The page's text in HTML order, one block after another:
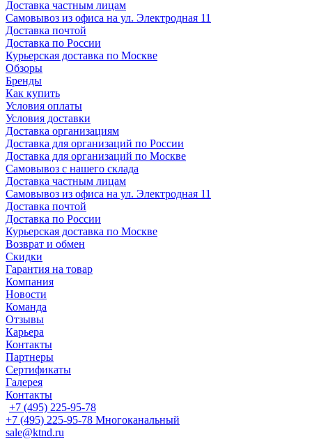
Доставка частным лицам
Самовывоз из офиса на ул. Электродная 11
Доставка почтой
Доставка по России
Курьерская доставка по Москве
Обзоры
Бренды
Как купить
Условия оплаты
Условия доставки
Доставка организациям
Доставка для организаций по России
Доставка для организаций по Москве
Самовывоз с нашего склада
Доставка частным лицам
Самовывоз из офиса на ул. Электродная 11
Доставка почтой
Доставка по России
Курьерская доставка по Москве
Возврат и обмен
Скидки
Гарантия на товар
Компания
Новости
Команда
Отзывы
Карьера
Контакты
Партнеры
Сертификаты
Галерея
Контакты
+7 (495) 225-95-78
+7 (495) 225-95-78 Многоканальный
sale@ktnd.ru